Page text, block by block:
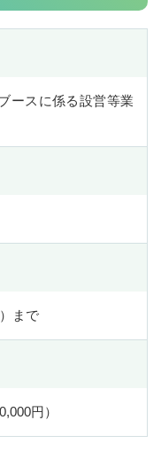
ースに係る設営等業
まで
円）